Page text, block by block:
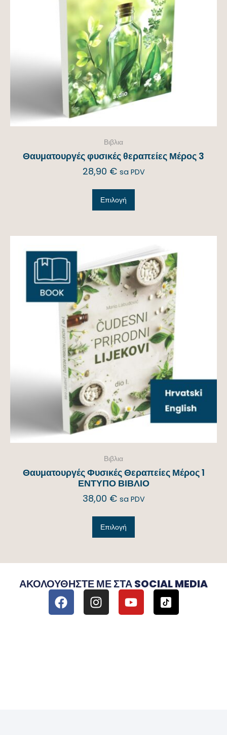
Βιβλια
Θαυματουργές φυσικές θεραπείες Μέρος 3
28,90 € sa PDV
Επιλογή
Βιβλια
Θαυματουργές Φυσικές Θεραπείες Μέρος 1
ΕΝΤΥΠΟ ΒΙΒΛΙΟ
38,00 € sa PDV
Επιλογή
ΑΚΟΛΟΥΘΉΣΤΕ ΜΕ ΣΤΑ SOCIAL MEDIA